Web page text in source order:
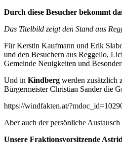
Durch diese Besucher bekommt
Das Titelbild zeigt den Stand aus
Für Kerstin Kaufmann und Erik
und den Besuchern aus Reggello,
Gemeinde Neuigkeiten und
Und in Kindberg werden zusätzlich
Bürgermeister Christian Sander die
https://windfakten.at/
Aber auch der persönliche
Unsere Fraktionsvorsitzende